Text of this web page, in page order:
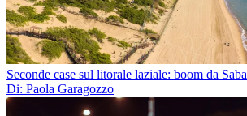
Seconde case sul litorale laziale: boom da
Di: Paola Garagozzo